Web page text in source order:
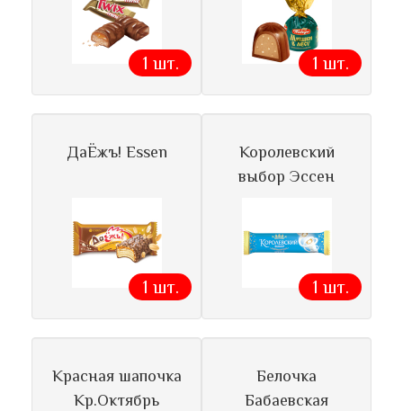
1 шт. 1 шт.
ДаЁжъ! Essen
1 шт.
Королевский
выбор Эссен
1 шт.
Красная шапочка
Кр.Октябрь
Белочка
Бабаевская